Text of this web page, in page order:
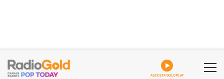
ASCOLTA GOLDPLAY